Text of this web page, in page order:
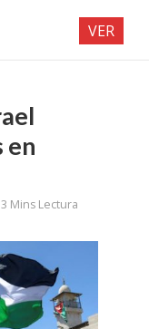
en
3 Mins Lectura
VER